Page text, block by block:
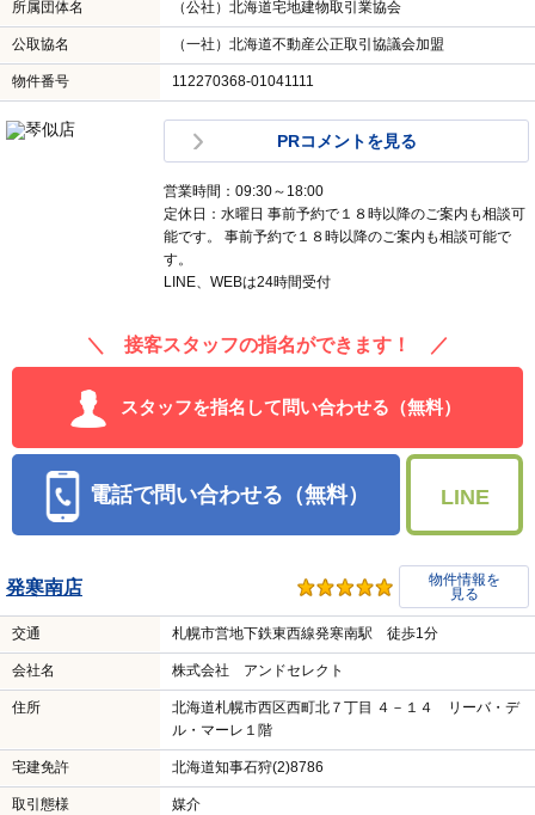
所属団体名 （公社）北海道宅地建物取引業協会
公取協名 （一社）北海道不動産公正取引協議会加盟
物件番号 112270368-01041111
PRコメントを見る
営業時間：09:30～18:00
定休日：水曜日 事前予約で１８時以降のご案内も相談可
能です。 事前予約で１８時以降のご案内も相談可能で
す。
LINE、WEBは24時間受付
＼ 接客スタッフの指名ができます！ ／
スタッフを指名して問い合わせる（無料）
電話で問い合わせる（無料） LINE
発寒南店
物件情報を
見る
交通 札幌市営地下鉄東西線発寒南駅 徒歩1分
会社名 株式会社 アンドセレクト
住所
北海道札幌市西区西町北７丁目 ４－１４ リーバ・デ
ル・マーレ１階
宅建免許 北海道知事石狩(2)8786
取引態様 媒介